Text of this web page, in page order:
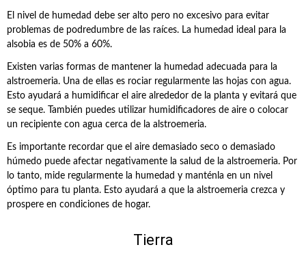
El nivel de humedad debe ser alto pero no excesivo para evitar
problemas de podredumbre de las raíces. La humedad ideal para la
alsobia es de 50% a 60%.
Existen varias formas de mantener la humedad adecuada para la
alstroemeria. Una de ellas es rociar regularmente las hojas con agua.
Esto ayudará a humidificar el aire alrededor de la planta y evitará que
se seque. También puedes utilizar humidificadores de aire o colocar
un recipiente con agua cerca de la alstroemeria.
Es importante recordar que el aire demasiado seco o demasiado
húmedo puede afectar negativamente la salud de la alstroemeria. Por
lo tanto, mide regularmente la humedad y manténla en un nivel
óptimo para tu planta. Esto ayudará a que la alstroemeria crezca y
prospere en condiciones de hogar.
Tierra